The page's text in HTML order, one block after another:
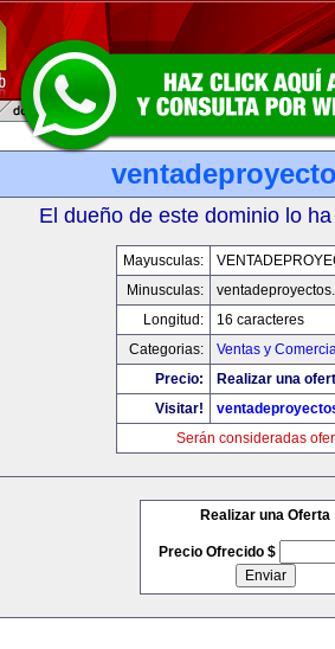
El dueño de este dominio lo
Mayusculas:
Minusculas:
Longitud:
16 caracteres
Categorias:
Ventas y
Precio:
Realizar una
Visitar!
Serán consideradas
Realizar una Oferta
Precio Ofrecido $